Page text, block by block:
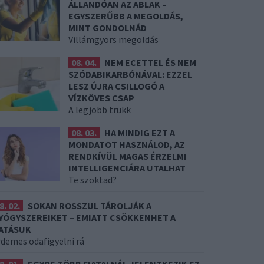
ÁLLANDÓAN AZ ABLAK –
EGYSZERŰBB A MEGOLDÁS,
MINT GONDOLNÁD
Villámgyors megoldás
08. 04.
NEM ECETTEL ÉS NEM
SZÓDABIKARBÓNÁVAL: EZZEL
LESZ ÚJRA CSILLOGÓ A
VÍZKÖVES CSAP
A legjobb trükk
08. 03.
HA MINDIG EZT A
MONDATOT HASZNÁLOD, AZ
RENDKÍVÜL MAGAS ÉRZELMI
INTELLIGENCIÁRA UTALHAT
Te szoktad?
02.
SOKAN ROSSZUL TÁROLJÁK A
– EMIATT CSÖKKENHET A
odafigyelni rá